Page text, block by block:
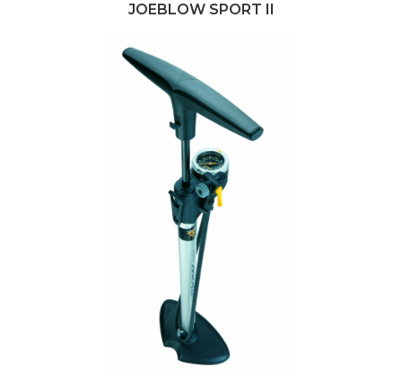
JOEBLOW SPORT II